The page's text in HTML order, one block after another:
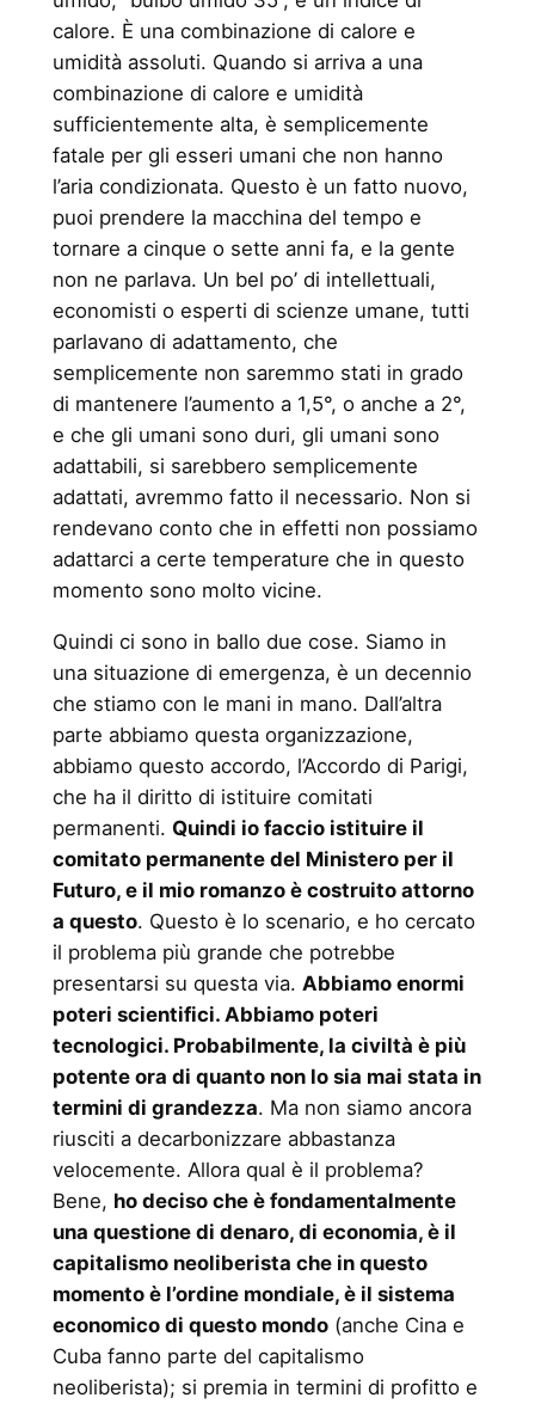
calore. È una combinazione di calore e
umidità assoluti. Quando si arriva a una
combinazione di calore e umidità
sufficientemente alta, è semplicemente
fatale per gli esseri umani che non hanno
l’aria condizionata. Questo è un fatto nuovo,
puoi prendere la macchina del tempo e
tornare a cinque o sette anni fa, e la gente
non ne parlava. Un bel po’ di intellettuali,
economisti o esperti di scienze umane, tutti
parlavano di adattamento, che
semplicemente non saremmo stati in grado
di mantenere l’aumento a 1,5°, o anche a 2°,
e che gli umani sono duri, gli umani sono
adattabili, si sarebbero semplicemente
adattati, avremmo fatto il necessario. Non si
rendevano conto che in effetti non possiamo
adattarci a certe temperature che in questo
momento sono molto vicine.
Quindi ci sono in ballo due cose. Siamo in
una situazione di emergenza, è un decennio
che stiamo con le mani in mano. Dall’altra
parte abbiamo questa organizzazione,
abbiamo questo accordo, l’Accordo di Parigi,
che ha il diritto di istituire comitati
permanenti. Quindi io faccio istituire il
comitato permanente del Ministero per il
Futuro, e il mio romanzo è costruito attorno
a questo. Questo è lo scenario, e ho cercato
il problema più grande che potrebbe
presentarsi su questa via. Abbiamo enormi
poteri scientifici. Abbiamo poteri
tecnologici. Probabilmente, la civiltà è più
potente ora di quanto non lo sia mai stata in
termini di grandezza. Ma non siamo ancora
riusciti a decarbonizzare abbastanza
velocemente. Allora qual è il problema?
Bene, ho deciso che è fondamentalmente
una questione di denaro, di economia, è il
capitalismo neoliberista che in questo
momento è l’ordine mondiale, è il sistema
economico di questo mondo(anche Cina e
Cuba fanno parte del capitalismo
neoliberista); si premia in termini di profitto e